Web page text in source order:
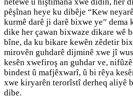
pêşînan heye ku dibêje “Kew
kurmê darê ji darê bixwe ye”
dike her çawan bixwaze dikare wê
bîne, da ku bikare kewên zêdetir
mirovên guhdarê dijminê xwe jî
kesên xwefiroş an guhdar ve,
bindest û mafjêxwarî, û bi rêya
xwe kiryarên terorîstî derheq aliyê
dibe.